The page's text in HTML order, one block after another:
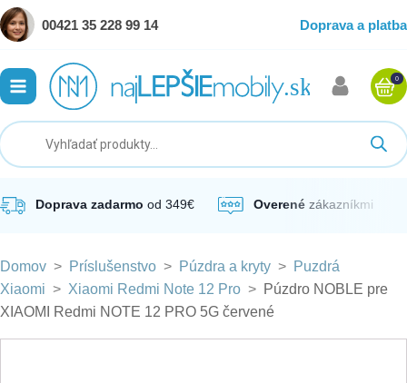
00421 35 228 99 14 Doprava a platba
0
Doprava zadarmo od 349€ Overené zákazníkmi
Domov > Príslušenstvo > Púzdra a kryty > Puzdrá
Xiaomi > Xiaomi Redmi Note 12 Pro > Púzdro NOBLE pre
XIAOMI Redmi NOTE 12 PRO 5G červené